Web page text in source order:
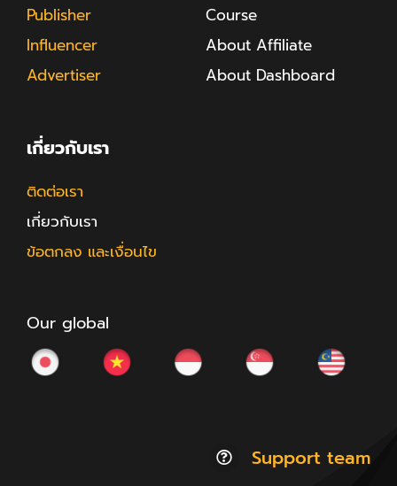
Publisher
Influencer
Advertiser
Course
About Affiliate
About Dashboard
เกี่ยวกับเรา
ติดต่อเรา
เกี่ยวกับเรา
ข้อตกลง และเงื่อนไข
Our global
Support team